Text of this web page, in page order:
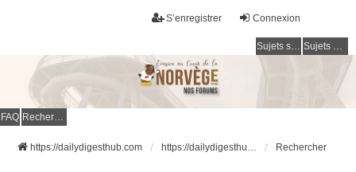
Connexion
S’enregistrer
Sujets sans réponse Sujets actifs
FAQ Rechercher
https://dailydigesthub.com https://dailydigesthub.com Rechercher